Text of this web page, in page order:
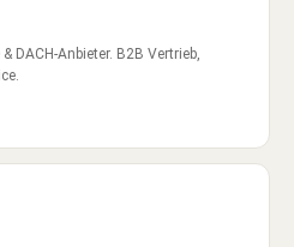
DACH-Anbieter. B2B Vertrieb,